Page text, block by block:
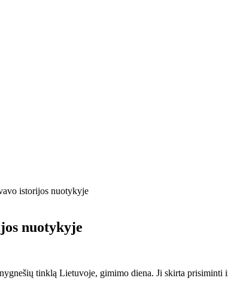
istorijos nuotykyje
nuotykyje
tinklą Lietuvoje, gimimo diena. Ji skirta prisiminti